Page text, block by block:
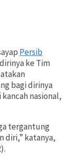
Persib
ke Tim
bagi dirinya
nasional,
tergantung
diri,” katanya,